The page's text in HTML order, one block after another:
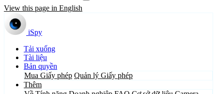
View this page in English
iSpy
Tải xuống
Tài liệu
Bản quyền
Mua Giấy phép Quản lý Giấy phép
Thêm